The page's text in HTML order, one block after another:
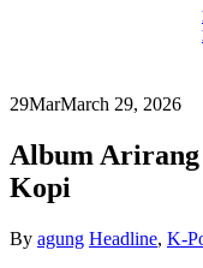
29MarMarch 29, 2026
Album Arirang
Kopi
By agung Headline, K-